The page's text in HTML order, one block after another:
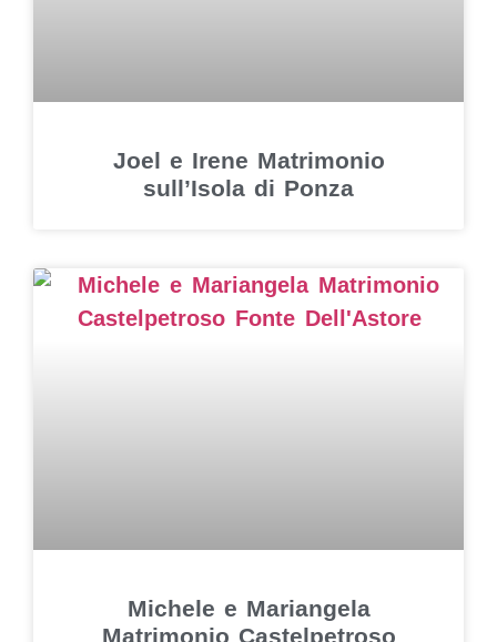
Joel e Irene Matrimonio
sull’Isola di Ponza
Michele e Mariangela
Matrimonio Castelpetroso